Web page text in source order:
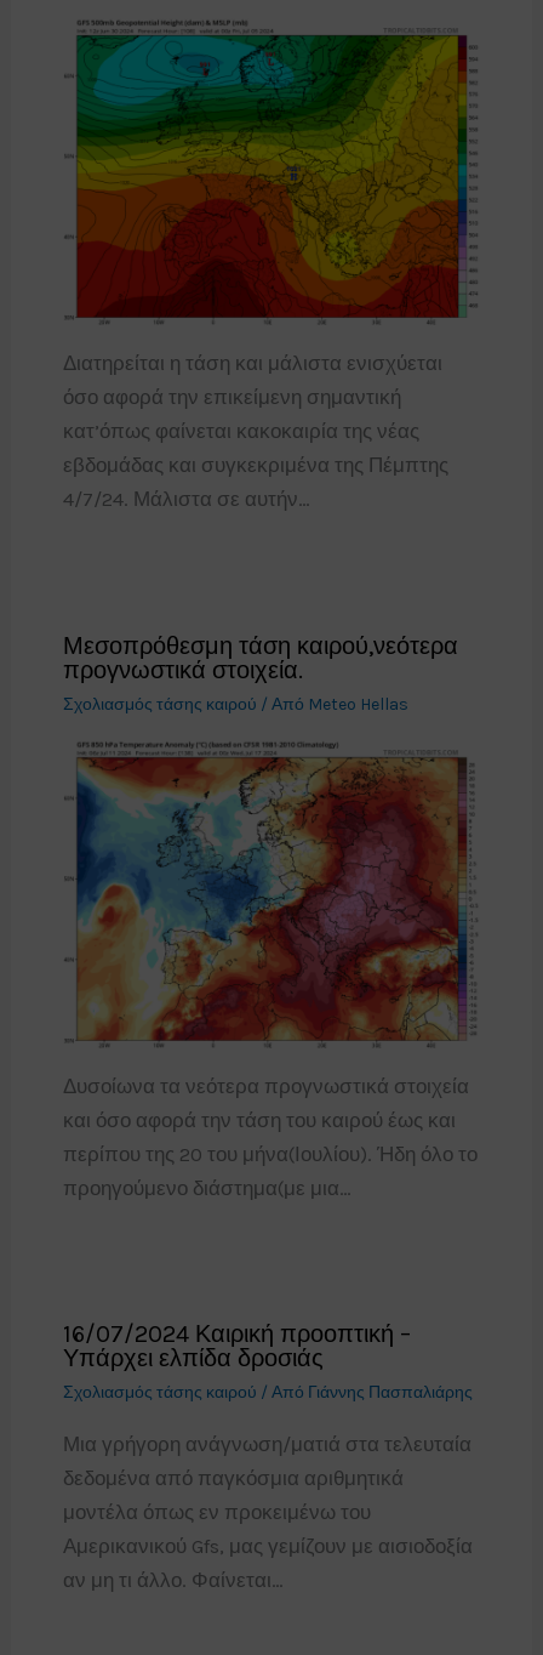
Διατηρείται η τάση και μάλιστα ενισχύεται
όσο αφορά την επικείμενη σημαντική
κατ’όπως φαίνεται κακοκαιρία της νέας
εβδομάδας και συγκεκριμένα της Πέμπτης
4/7/24. Μάλιστα σε αυτήν…
Μεσοπρόθεσμη τάση καιρού,νεότερα
προγνωστικά στοιχεία.
Σχολιασμός τάσης καιρού / Από Meteo Hellas
Δυσοίωνα τα νεότερα προγνωστικά στοιχεία
και όσο αφορά την τάση του καιρού έως και
περίπου της 20 του μήνα(Ιουλίου). Ήδη όλο το
προηγούμενο διάστημα(με μια…
16/07/2024 Καιρική προοπτική –
Υπάρχει ελπίδα δροσιάς
Σχολιασμός τάσης καιρού / Από Γιάννης Πασπαλιάρης
Μια γρήγορη ανάγνωση/ματιά στα τελευταία
δεδομένα από παγκόσμια αριθμητικά
μοντέλα όπως εν προκειμένω του
Αμερικανικού Gfs, μας γεμίζουν με αισιοδοξία
αν μη τι άλλο. Φαίνεται…